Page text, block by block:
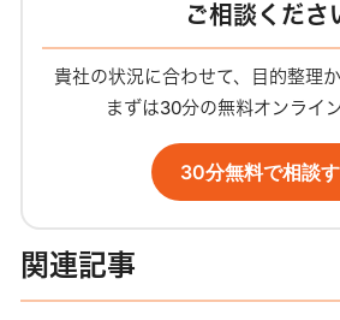
ご相談くださ
貴社の状況に合わせて、目的整理
まずは30分の無料オンライ
30分無料で相談
関連記事